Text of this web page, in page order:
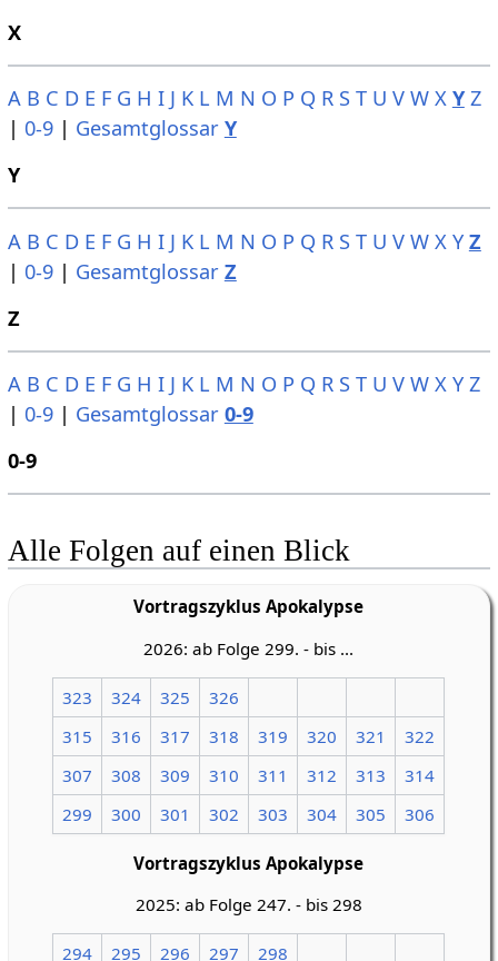
X
A B C D E F G H I J K L M N O P Q R S T U V W X Y Z
| 0-9| Gesamtglossar Y
Y
A B C D E F G H I J K L M N O P Q R S T U V W X Y Z
| 0-9| Gesamtglossar Z
Z
A B C D E F G H I J K L M N O P Q R S T U V W X Y Z
| 0-9| Gesamtglossar 0-9
0-9
Alle Folgen auf einen Blick
Vortragszyklus Apokalypse
2026: ab Folge 299. - bis ...
323 324 325
326
315
316 317 318 319 320 321
322
307
308 309 310 311 312 313
314
299
300 301 302 303 304 305 306
Vortragszyklus Apokalypse
2025: ab Folge 247. - bis 298
294 295 296 297 298